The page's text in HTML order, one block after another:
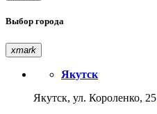
Выбор города
xmark
Якутск
Якутск, ул. Короленко, 25